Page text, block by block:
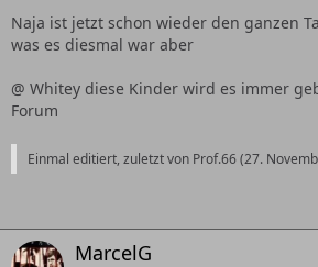
Naja ist jetzt schon wieder den ganzen
was es diesmal war aber
@ Whitey diese Kinder wird es immer
Forum
Einmal editiert, zuletzt von Prof.66 (27.
MarcelG